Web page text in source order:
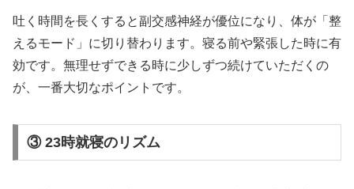
吐く時間を長くすると副交感神経が優位になり、体が「整
えるモード」に切り替わります。寝る前や緊張した時に有
効です。無理せずできる時に少しずつ続けていただくの
が、一番大切なポイントです。
③ 23時就寝のリズム